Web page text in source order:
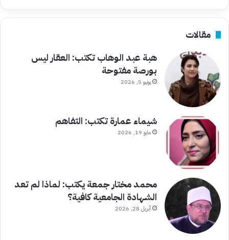
مقالات
هبة عبد الوهاب تكتب: العقار ليس
بورصة مفتوحة
يونيو 5, 2026
شيماء عمارة تكتب: التفاهم
مايو 19, 2026
محمد مختار جمعة يكتب: لماذا لم تعد
الشهادة الجامعية كافية؟
أبريل 28, 2026